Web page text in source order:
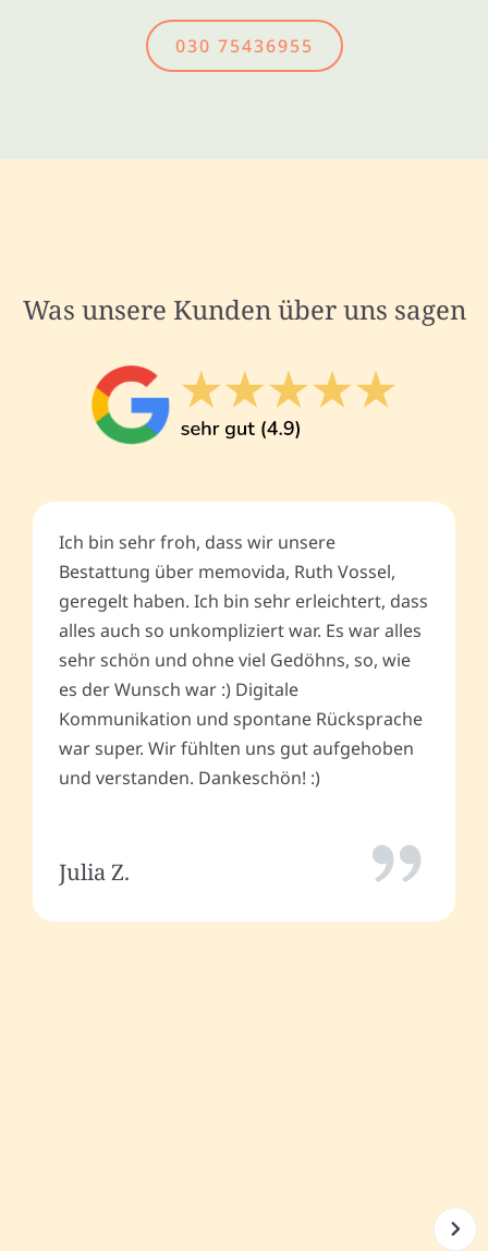
030 75436955
Was unsere Kunden über uns sagen
Ich bin sehr froh, dass wir unsere
Bestattung über memovida, Ruth Vossel,
geregelt haben. Ich bin sehr erleichtert, dass
alles auch so unkompliziert war. Es war alles
sehr schön und ohne viel Gedöhns, so, wie
es der Wunsch war :) Digitale
Kommunikation und spontane Rücksprache
war super. Wir fühlten uns gut aufgehoben
und verstanden. Dankeschön! :)
Julia Z.